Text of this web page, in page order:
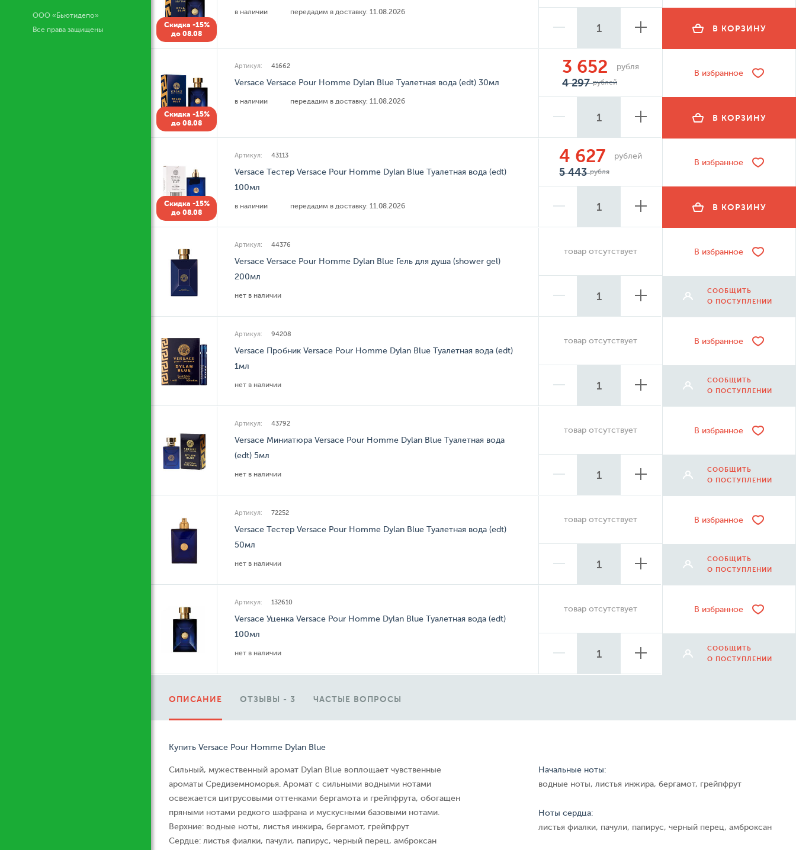
ООО «Бьютидепо»
Все права защищены
Скидка -15%
до 08.08
в наличии передадим в доставку: 11.08.2026
В КОРЗИНУ
Скидка -15%
до 08.08
Артикул: 41662
Versace Versace Pour Homme Dylan Blue Туалетная вода (edt) 30мл
в наличии передадим в доставку: 11.08.2026
3 652 рубля
4 297рублей
В избранное
В КОРЗИНУ
Скидка -15%
до 08.08
Артикул: 43113
Versace Тестер Versace Pour Homme Dylan Blue Туалетная вода (edt)
100мл
в наличии передадим в доставку: 11.08.2026
4 627 рублей
5 443рубля
В избранное
В КОРЗИНУ
Артикул: 44376
Versace Versace Pour Homme Dylan Blue Гель для душа (shower gel)
200мл
нет в наличии
товар отсутствует В избранное
СООБЩИТЬ
О ПОСТУПЛЕНИИ
Артикул: 94208
Versace Пробник Versace Pour Homme Dylan Blue Туалетная вода (edt)
1мл
нет в наличии
товар отсутствует В избранное
СООБЩИТЬ
О ПОСТУПЛЕНИИ
Артикул: 43792
Versace Миниатюра Versace Pour Homme Dylan Blue Туалетная вода
(edt) 5мл
нет в наличии
товар отсутствует В избранное
СООБЩИТЬ
О ПОСТУПЛЕНИИ
Артикул: 72252
Versace Тестер Versace Pour Homme Dylan Blue Туалетная вода (edt)
50мл
нет в наличии
товар отсутствует В избранное
СООБЩИТЬ
О ПОСТУПЛЕНИИ
Артикул: 132610
Versace Уценка Versace Pour Homme Dylan Blue Туалетная вода (edt)
100мл
нет в наличии
товар отсутствует В избранное
СООБЩИТЬ
О ПОСТУПЛЕНИИ
ОПИСАНИЕ ОТЗЫВЫ - 3 ЧАСТЫЕ ВОПРОСЫ
Купить Versace Pour Homme Dylan Blue
Сильный, мужественный аромат Dylan Blue воплощает чувственные
ароматы Средиземноморья. Аромат с сильными водными нотами
освежается цитрусовыми оттенками бергамота и грейпфрута, обогащен
пряными нотами редкого шафрана и мускусными базовыми нотами.
Верхние: водные ноты, листья инжира, бергамот, грейпфрут
Сердце: листья фиалки, пачули, папирус, черный перец, амброксан
Начальные ноты:
водные ноты, листья инжира, бергамот, грейпфрут
Ноты сердца:
листья фиалки, пачули, папирус, черный перец, амброксан